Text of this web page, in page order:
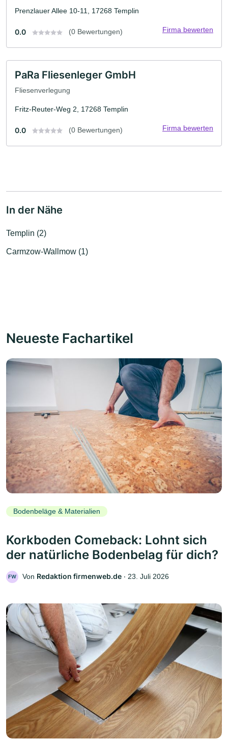
Prenzlauer Allee 10-11, 17268 Templin
0.0 (0 Bewertungen) Firma bewerten
PaRa Fliesenleger GmbH
Fliesenverlegung
Fritz-Reuter-Weg 2, 17268 Templin
0.0 (0 Bewertungen) Firma bewerten
In der Nähe
Templin (2)
Carmzow-Wallmow (1)
Neueste Fachartikel
Bodenbeläge & Materialien
Korkboden Comeback: Lohnt sich
der natürliche Bodenbelag für dich?
FW Von Redaktion firmenweb.de ‧ 23. Juli 2026